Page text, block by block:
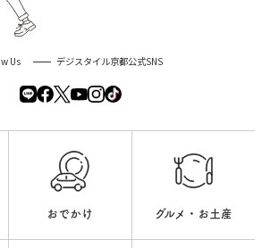
Us デジスタイル京都公式SNS
おでかけ グルメ・お土産